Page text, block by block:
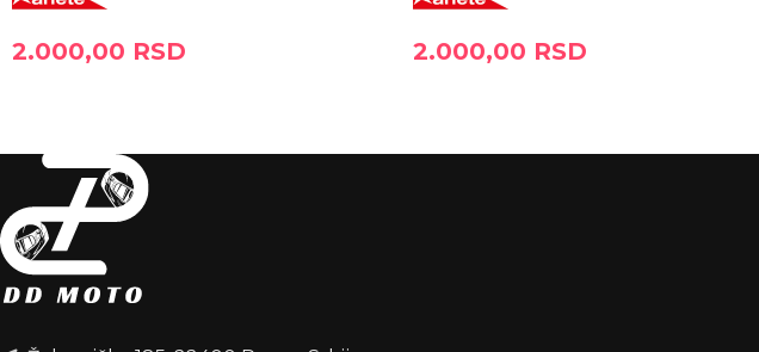
2.000,00 RSD 2.000,00 RSD